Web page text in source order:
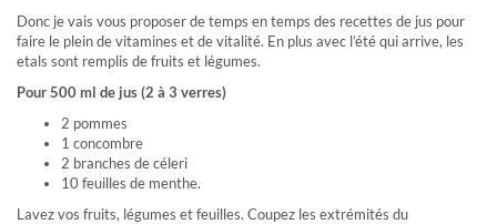
Donc je vais vous proposer de temps en temps des recettes de jus pour
faire le plein de vitamines et de vitalité. En plus avec l’été qui arrive, les
etals sont remplis de fruits et légumes.
Pour 500 ml de jus (2 à 3 verres)
2 pommes
1 concombre
2 branches de céleri
10 feuilles de menthe.
Lavez vos fruits, légumes et feuilles. Coupez les extrémités du